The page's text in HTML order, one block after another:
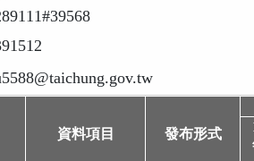
資料項目 發布形式